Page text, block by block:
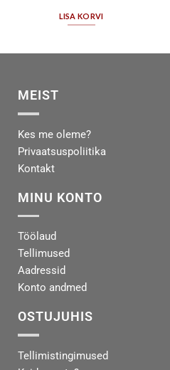
LISA KORVI
MEIST
Kes me oleme?
Privaatsuspoliitika
Kontakt
MINU KONTO
Töölaud
Tellimused
Aadressid
Konto andmed
OSTUJUHIS
Tellimistingimused